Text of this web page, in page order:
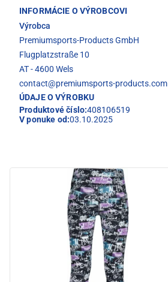
INFORMÁCIE O VÝROBCOVI
Výrobca
Premiumsports-Products GmbH
Flugplatzstraße 10
AT - 4600 Wels
contact@premiumsports-products.com
ÚDAJE O VÝROBKU
Produktové číslo:408106519
V ponuke od:03.10.2025